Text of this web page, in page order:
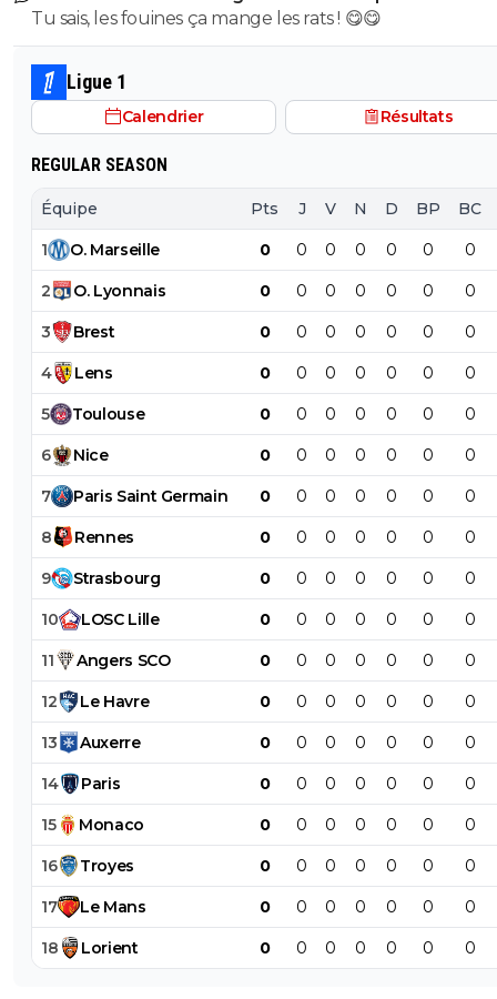
encore....mdr
Tu sais, les fouines ça mange les rats ! 😋😋
Ligue 1
Calendrier Résultats
REGULAR SEASON
Équipe Pts J V N D BP BC
1 O. Marseille 0 0 0 0 0 0 0
2 O. Lyonnais 0 0 0 0 0 0 0
3 Brest 0 0 0 0 0 0 0
4 Lens 0 0 0 0 0 0 0
5 Toulouse 0 0 0 0 0 0 0
6 Nice 0 0 0 0 0 0 0
7 Paris Saint Germain 0 0 0 0 0 0 0
8 Rennes 0 0 0 0 0 0 0
9 Strasbourg 0 0 0 0 0 0 0
10 LOSC Lille 0 0 0 0 0 0 0
11 Angers SCO 0 0 0 0 0 0 0
12 Le Havre 0 0 0 0 0 0 0
13 Auxerre 0 0 0 0 0 0 0
14 Paris 0 0 0 0 0 0 0
15 Monaco 0 0 0 0 0 0 0
16 Troyes 0 0 0 0 0 0 0
17 Le Mans 0 0 0 0 0 0 0
18 Lorient 0 0 0 0 0 0 0